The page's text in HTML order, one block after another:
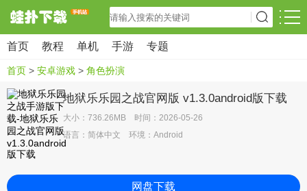
首页 教程 单机 手游 专题
首页 > 安卓游戏 > 角色扮演
地狱乐乐园之战官网版 v1.3.0android版下载
大小：736.26MB 时间：2026-05-26
语言：简体中文 环境：Android
网盘下载